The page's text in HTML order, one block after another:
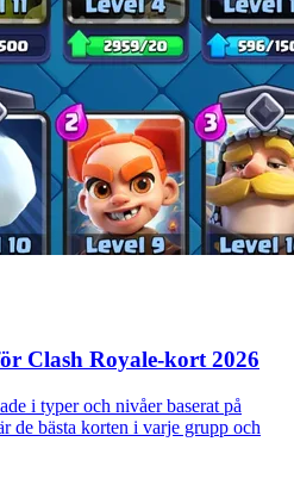
Clash Royale-kort 2026
i typer och nivåer baserat på
de bästa korten i varje grupp och